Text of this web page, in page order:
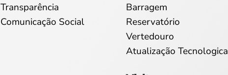
Transparência
Comunicação Social
Barragem
Reservatório
Vertedouro
Atualização Tecnologica